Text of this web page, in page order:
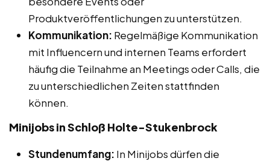
Produktveröffentlichungen zu unterstützen.
Kommunikation: Regelmäßige Kommunikation
mit Influencern und internen Teams erfordert
häufig die Teilnahme an Meetings oder Calls, die
zu unterschiedlichen Zeiten stattfinden
können.
Minijobs in Schloß Holte-Stukenbrock
Stundenumfang: In Minijobs dürfen die